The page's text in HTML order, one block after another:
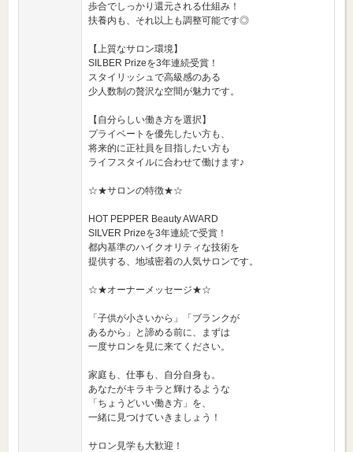
歩合でしっかり還元される仕組み！
扶養内も、それ以上も調整可能です◎
【上質なサロン環境】
SILBER Prizeを3年連続受賞！
スタイリッシュで高級感のある
少人数制の贅沢な空間が魅力です。
【自分らしい働き方を選択】
プライベートを優先したい方も、
将来的に正社員を目指したい方も
ライフスタイルに合わせて働けます♪
☆★サロンの特徴★☆
HOT PEPPER Beauty AWARD
SILVER Prizeを3年連続で受賞！
都内基準のハイクオリティな技術を
提供する、地域密着の人気サロンです。
☆★オーナーメッセージ★☆
「子供が小さいから」「ブランクが
あるから」と諦める前に、まずは
一度サロンを見に来てください。
家庭も、仕事も、自分自身も。
あなたがキラキラと輝けるような
「ちょうどいい働き方」を、
一緒に見つけていきましょう！
サロン見学も大歓迎！